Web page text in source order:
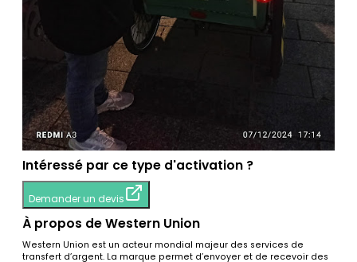
Intéressé par ce type d'activation ?
Demander un devis
À propos de Western Union
Western Union est un acteur mondial majeur des services de
transfert d’argent. La marque permet d’envoyer et de recevoir des